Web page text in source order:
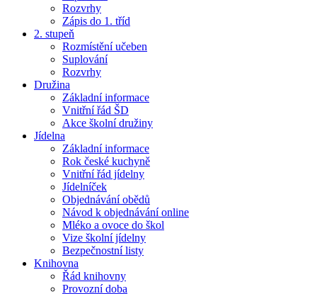
Rozvrhy
Zápis do 1. tříd
2. stupeň
Rozmístění učeben
Suplování
Rozvrhy
Družina
Základní informace
Vnitřní řád ŠD
Akce školní družiny
Jídelna
Základní informace
Rok české kuchyně
Vnitřní řád jídelny
Jídelníček
Objednávání obědů
Návod k objednávání online
Mléko a ovoce do škol
Vize školní jídelny
Bezpečnostní listy
Knihovna
Řád knihovny
Provozní doba